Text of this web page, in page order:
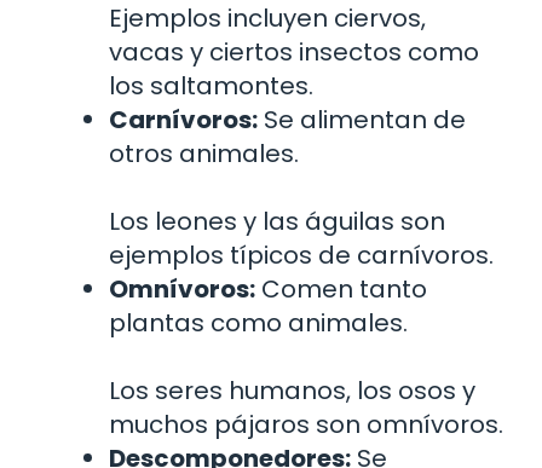
Ejemplos incluyen ciervos,
vacas y ciertos insectos como
los saltamontes.
Carnívoros: Se alimentan de
otros animales.
Los leones y las águilas son
ejemplos típicos de carnívoros.
Omnívoros: Comen tanto
plantas como animales.
Los seres humanos, los osos y
muchos pájaros son omnívoros.
Descomponedores: Se